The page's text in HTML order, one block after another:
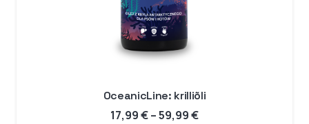
OceanicLine: krilliõli
17,99€–59,99€Hinnavahemik: